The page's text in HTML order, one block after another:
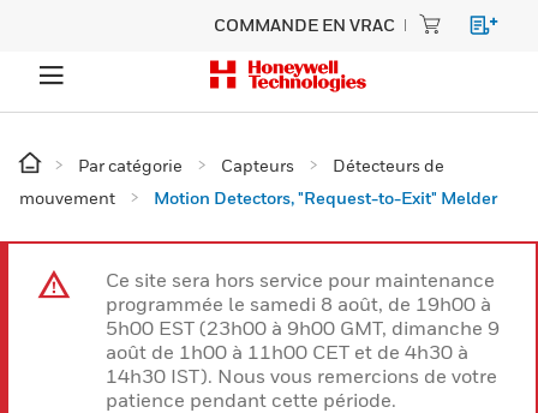
COMMANDE EN VRAC
Par catégorie Capteurs
Détecteurs de
mouvement
Motion Detectors, "Request-to-Exit" Melder
Ce site sera hors service pour maintenance
programmée le samedi 8 août, de 19h00 à
5h00 EST (23h00 à 9h00 GMT, dimanche 9
août de 1h00 à 11h00 CET et de 4h30 à
14h30 IST). Nous vous remercions de votre
patience pendant cette période.